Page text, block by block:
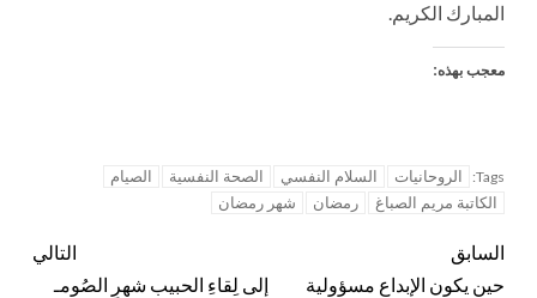
المبارك الكريم.
معجب بهذه:
Tags: الروحانيات السلام النفسي الصحة النفسية
الصيام
الكاتبة مريم الصباغ
رمضان شهر رمضان
السابق
حين يكون الإبداع مسؤولية
التالي
إلى لِقاءِ الحبيب شهرِ الصُومـ